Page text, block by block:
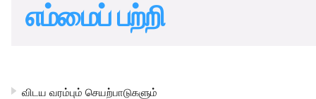
எம்மைப் பற்றி
விடய வரம்பும் செயற்பாடுகளும்